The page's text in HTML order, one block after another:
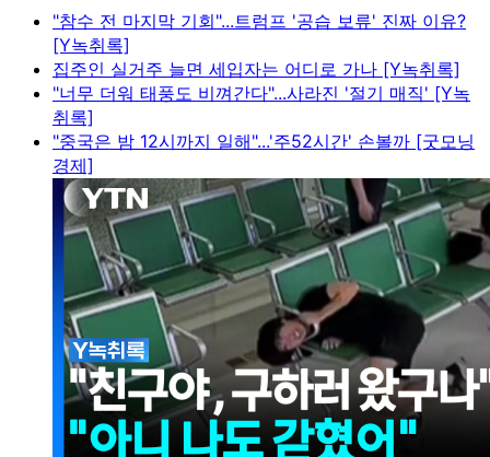
"참수 전 마지막 기회"...트럼프 '공습 보류' 진짜 이유?
[Y녹취록]
집주인 실거주 늘면 세입자는 어디로 가나 [Y녹취록]
"너무 더워 태풍도 비껴간다"...사라진 '절기 매직' [Y녹
취록]
"중국은 밤 12시까지 일해"...'주52시간' 손볼까 [굿모닝
경제]